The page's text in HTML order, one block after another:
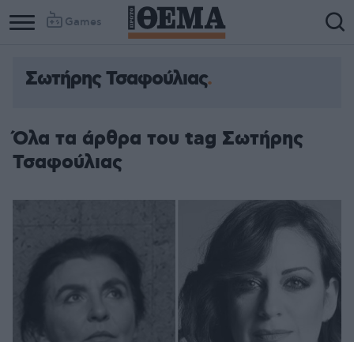
Games
Σωτήρης Τσαφούλιας
Όλα τα άρθρα του tag Σωτήρης
Τσαφούλιας